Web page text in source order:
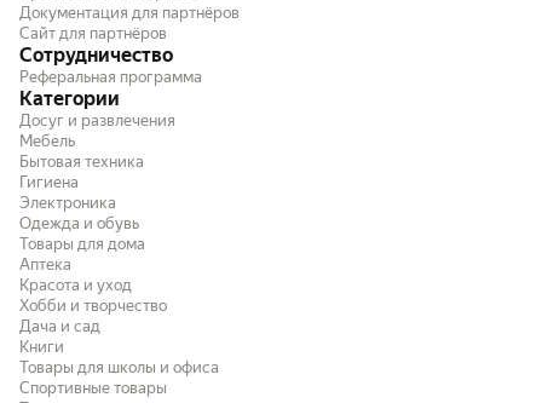
Документация для партнёров
Сайт для партнёров
Сотрудничество
Реферальная программа
Категории
Досуг и развлечения
Мебель
Бытовая техника
Гигиена
Электроника
Одежда и обувь
Товары для дома
Аптека
Красота и уход
Хобби и творчество
Дача и сад
Книги
Товары для школы и офиса
Спортивные товары